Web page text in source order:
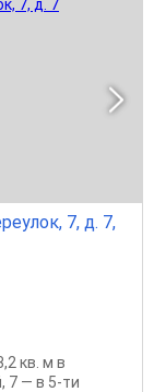
7, д. 7,
кв. м в
7 — в 5-ти